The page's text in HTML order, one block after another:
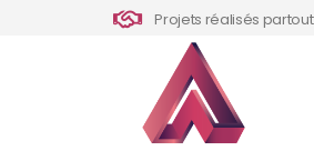
Projets réalisés